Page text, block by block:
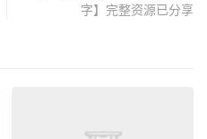
字】完整资源已分享